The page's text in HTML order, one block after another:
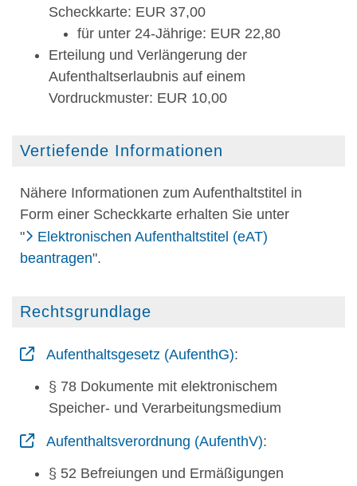
Scheckkarte: EUR 37,00
für unter 24-Jährige: EUR 22,80
Erteilung und Verlängerung der
Aufenthaltserlaubnis auf einem
Vordruckmuster: EUR 10,00
Vertiefende Informationen
Nähere Informationen zum Aufenthaltstitel in
Form einer Scheckkarte erhalten Sie unter
"
Elektronischen Aufenthaltstitel (eAT)
beantragen".
Rechtsgrundlage
Aufenthaltsgesetz (AufenthG):
§ 78 Dokumente mit elektronischem
Speicher- und Verarbeitungsmedium
Aufenthaltsverordnung (AufenthV):
§ 52 Befreiungen und Ermäßigungen